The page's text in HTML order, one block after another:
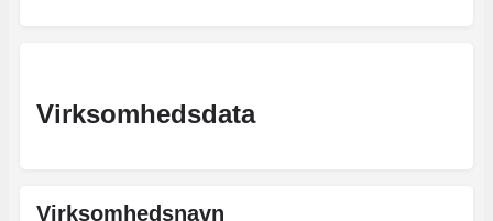
Virksomhedsdata
Virksomhedsnavn